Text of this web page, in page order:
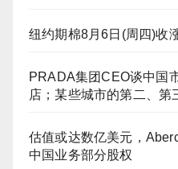
纽约期棉8月6日(周四)收
PRADA集团CEO谈中国
店；某些城市的第二、第
估值或达数亿美元，
中国业务部分股权